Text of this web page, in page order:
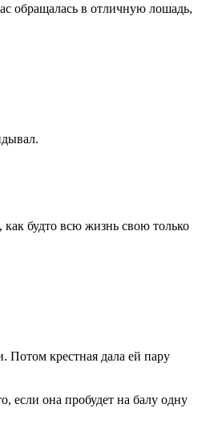
обращалась в отличную лошадь,
как будто всю жизнь свою только
Потом крестная дала ей пару
если она пробудет на балу одну